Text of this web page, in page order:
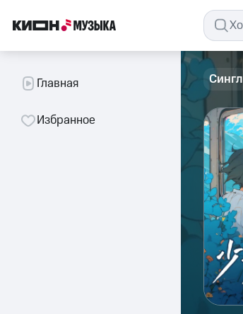
Главная
Избранное
Сингл